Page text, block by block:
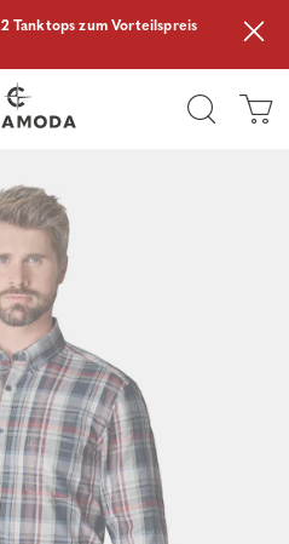
2 Tanktops zum Vorteilspreis